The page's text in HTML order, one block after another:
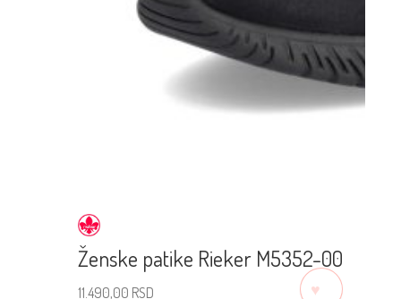
Ženske patike Rieker M5352-00
11.490,00 RSD